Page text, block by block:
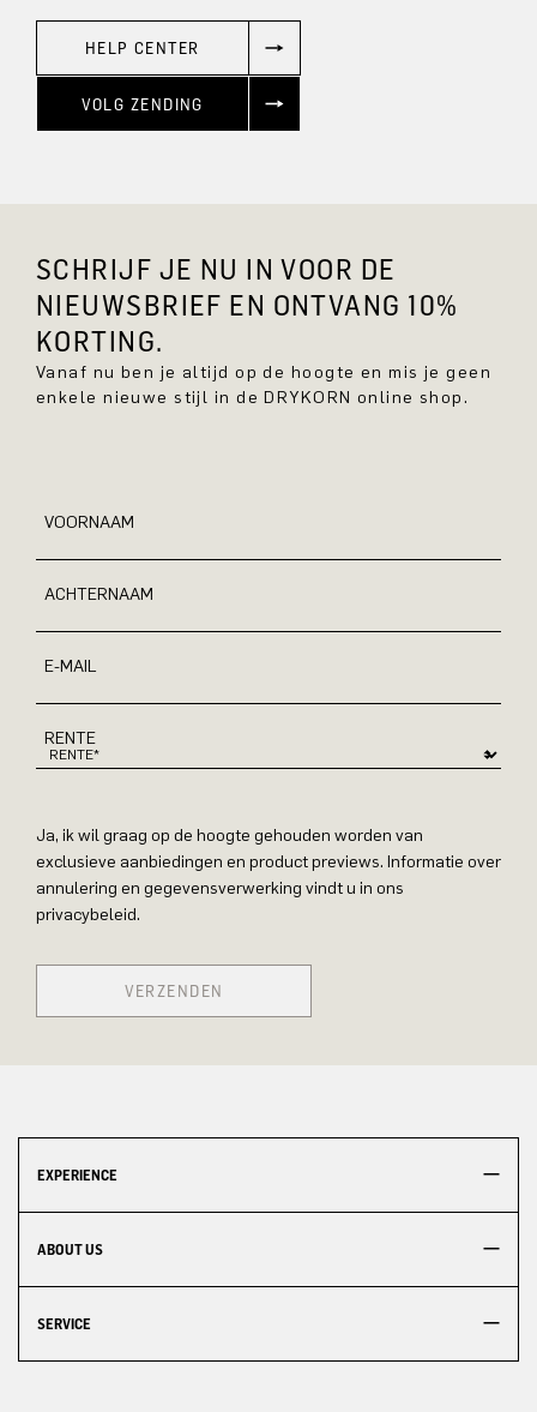
HELP CENTER
VOLG ZENDING
SCHRIJF JE NU IN VOOR DE
NIEUWSBRIEF EN ONTVANG 10%
KORTING.
Vanaf nu ben je altijd op de hoogte en mis je geen
enkele nieuwe stijl in de DRYKORN online shop.
VOORNAAM
ACHTERNAAM
E-MAIL
RENTE
Ja, ik wil graag op de hoogte gehouden worden van
exclusieve aanbiedingen en product previews. Informatie over
annulering en gegevensverwerking vindt u in ons
privacybeleid.
VERZENDEN
EXPERIENCE
ABOUT US
SERVICE